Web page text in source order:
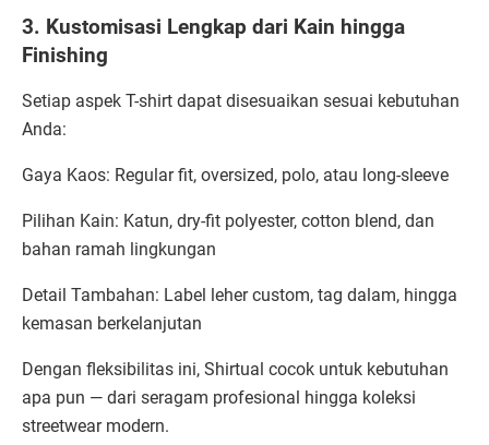
3. Kustomisasi Lengkap dari Kain hingga
Finishing
Setiap aspek T-shirt dapat disesuaikan sesuai kebutuhan
Anda:
Gaya Kaos: Regular fit, oversized, polo, atau long-sleeve
Pilihan Kain: Katun, dry-fit polyester, cotton blend, dan
bahan ramah lingkungan
Detail Tambahan: Label leher custom, tag dalam, hingga
kemasan berkelanjutan
Dengan fleksibilitas ini, Shirtual cocok untuk kebutuhan
apa pun — dari seragam profesional hingga koleksi
streetwear modern.